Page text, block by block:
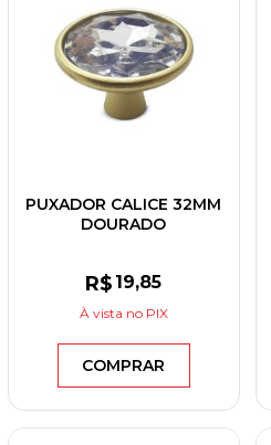
PUXADOR CALICE 32MM
DOURADO
R$ 19,85
À vista no PIX
COMPRAR